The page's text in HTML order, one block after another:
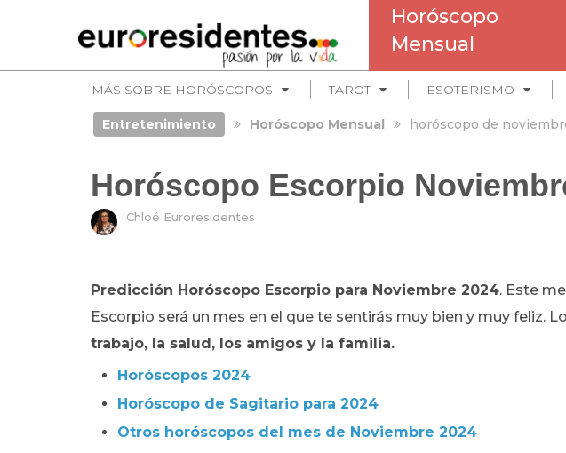
Horóscopo
Mensual
MÁS SOBRE HORÓSCOPOS TAROT ESOTERISMO
Entretenimiento Horóscopo Mensual horóscopo de
Horóscopo Escorpio
Chloé Euroresidentes
Predicción Horóscopo Escorpio para Noviembre 2024. Este
Escorpio será un mes en el que te sentirás muy bien y muy feliz.
trabajo, la salud, los amigos y la familia.
Horóscopos 2024
Horóscopo de Sagitario para 2024
Otros horóscopos del mes de Noviembre 2024